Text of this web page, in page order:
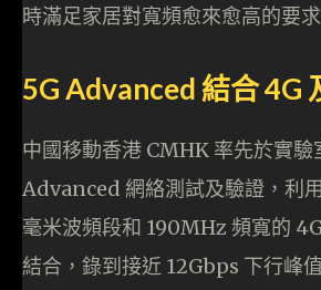
時滿足家居對寬頻愈來愈高的要求
5G Advanced 結合 4G
中國移動香港 CMHK 率先於實驗
Advanced 網絡測試及驗證，利
毫米波頻段和 190MHz 頻寬的
結合，錄到接近 12Gbps 下行峰